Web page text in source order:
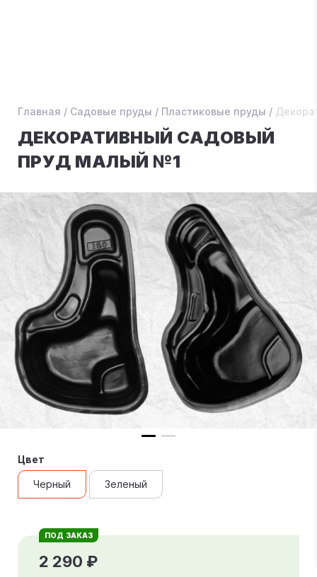
Главная / Садовые пруды / Пластиковые пруды /
ДЕКОРАТИВНЫЙ САДОВЫЙ
ПРУД МАЛЫЙ №1
Цвет
Черный Зеленый
ПОД ЗАКАЗ
2 290 ₽